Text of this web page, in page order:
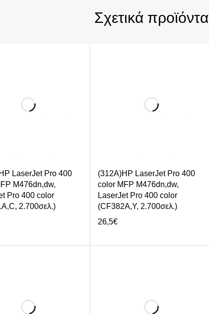
Σχετικά προϊόντα
LaserJet Pro 400
M476dn,dw,
Pro 400 color
2.700σελ.)
(312A)HP LaserJet Pro 400
color MFP M476dn,dw,
LaserJet Pro 400 color
(CF382A,Y, 2.700σελ.)
26,5€